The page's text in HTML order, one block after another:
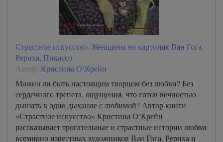
Страстное искусство. Женщины на картинах Ван Гога,
Рериха, Пикассо
Автор: Кристина О‘Крейн
Можно ли быть настоящим творцом без любви? Без
сердечного трепета, ощущения, что готов вечностью
дышать в одно дыхание с любимой? Автор книги
«Страстное искусство» Кристина О’Крейн
рассказывает трогательные и страстные истории любви
всемирно известных художников Ван Гога, Рериха и